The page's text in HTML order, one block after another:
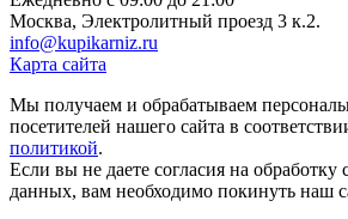
Москва, Электролитный проезд 3 к.2.
info@kupikarniz.ru
Карта сайта
Мы получаем и обрабатываем
посетителей нашего сайта в
политикой.
Если вы не даете согласия на
данных, вам необходимо покинуть наш